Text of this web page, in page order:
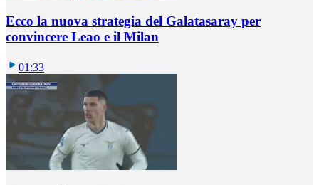
Ecco la nuova strategia del Galatasaray per
convincere Leao e il Milan
01:33